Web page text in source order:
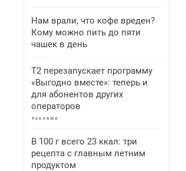
Нам врали, что кофе вреден?
Кому можно пить до пяти
чашек в день
Т2 перезапускает программу
«Выгодно вместе»: теперь и
для абонентов других
операторов
В 100 г всего 23 ккал: три
рецепта с главным летним
продуктом